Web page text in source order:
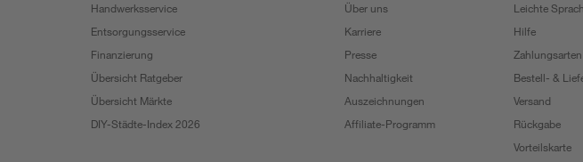
Handwerksservice
Entsorgungsservice
Finanzierung
Übersicht Ratgeber
Übersicht Märkte
DIY-Städte-Index 2026
Über uns
Karriere
Presse
Nachhaltigkeit
Auszeichnungen
Affiliate-Programm
Leichte
Hilfe
Zahlungsarten
Bestell- &
Versand
Rückgabe
Vorteilskarte